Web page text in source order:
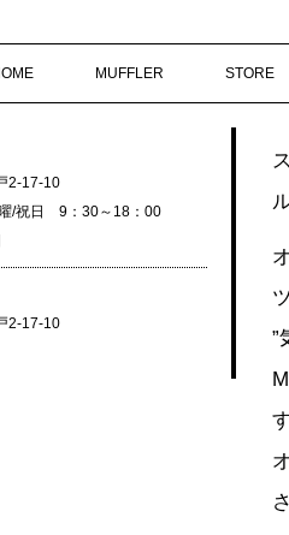
MUFFLER STORE
2-17-10
祝日 9：30～18：00
2-17-10
”